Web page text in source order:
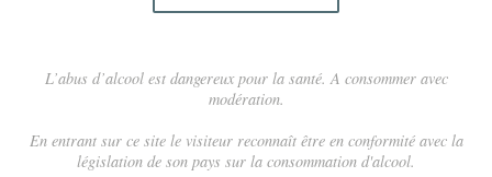
L’abus d’alcool est dangereux pour la santé. A consommer avec
modération.
En entrant sur ce site le visiteur reconnaît être en conformité avec la
législation de son pays sur la consommation d'alcool.